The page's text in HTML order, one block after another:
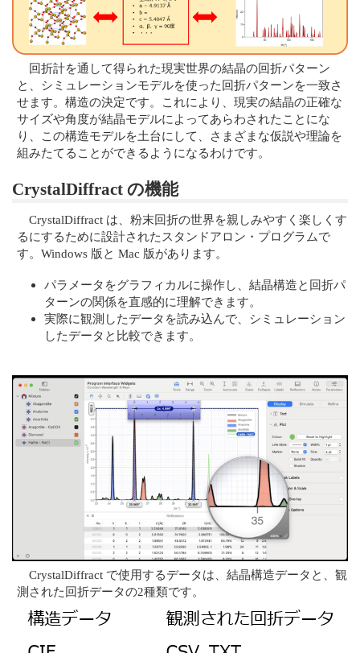
回折計を通して得られた現実世界の結晶の回折パターン
と、シミュレーションモデルを使った回折パターンを一致さ
せます。構造の決定です。これにより、現実の結晶の正確な
サイズや角度が結晶モデルによってあらわされたことにな
り、この構造モデルを土台にして、さまざまな仮説や理論を
組みたてることができるようになるわけです。
CrystalDiffract の機能
CrystalDiffract は、粉末回折の世界を親しみやすく楽しくす
るにするために設計されたスタンドアロン・プログラムで
す。Windows 版と Mac 版があります。
パラメータをグラフィカルに操作し、結晶構造と回折パ
ターンの関係を直感的に理解できます。
実際に観測したデータを読み込んで、シミュレーション
したデータと比較できます。
CrystalDiffract で使用するデータは、結晶構造データと、観
測された回折データの2種類です。